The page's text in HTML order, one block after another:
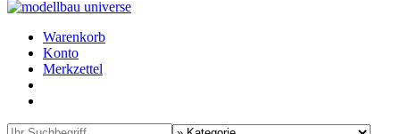
Warenkorb
Konto
Merkzettel